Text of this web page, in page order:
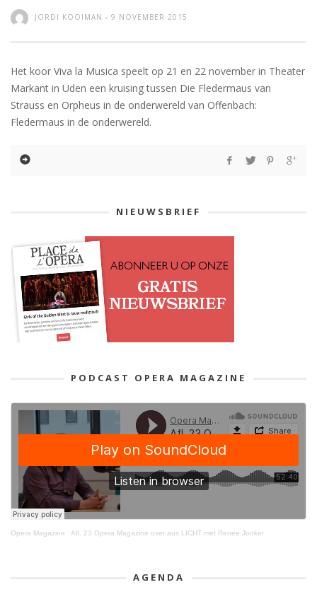
JORDI KOOIMAN - 9 NOVEMBER 2015
Het koor Viva la Musica speelt op 21 en 22 november in Theater
Markant in Uden een kruising tussen Die Fledermaus van
Strauss en Orpheus in de onderwereld van Offenbach:
Fledermaus in de onderwereld.
NIEUWSBRIEF
PODCAST OPERA MAGAZINE
Opera Magazine · Afl. 23 Opera Magazine over aus LICHT met Renee Jonker
AGENDA